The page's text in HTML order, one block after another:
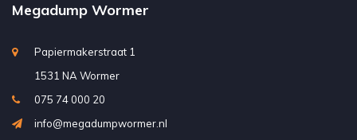
Megadump Wormer
Papiermakerstraat 1
1531 NA Wormer
075 74 000 20
info@megadumpwormer.nl